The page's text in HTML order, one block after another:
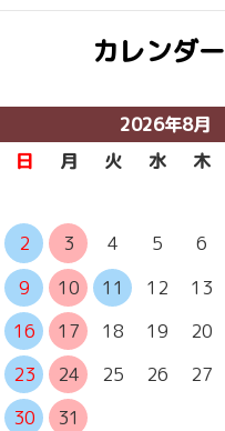
カレンダー
2026年8月
日
月 火 水 木
2
3 4 5 6
9
10 11 12 13
16
17 18 19 20
23
24 25 26 27
30
31